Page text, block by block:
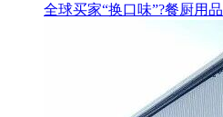
全球买家“换口味”?餐厨用